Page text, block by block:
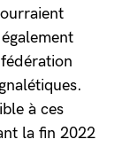
à ces
la fin 2022